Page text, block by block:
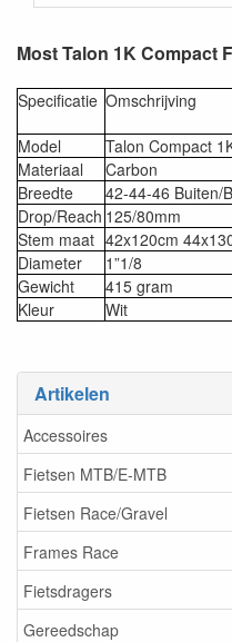
Artikelen
Accessoires
Fietsen MTB/E-MTB
Fietsen Race/Gravel
Frames Race
Fietsdragers
Gereedschap
Most Talon 1K Compact
Specificatie Omschrijving
Model
Talon Compact
Materiaal
Carbon
Breedte
42-44-46 Buiten/
Drop/Reach 125/80mm
Stem maat 42x120cm
Diameter
1”1/8
Gewicht
415 gram
Kleur
Wit